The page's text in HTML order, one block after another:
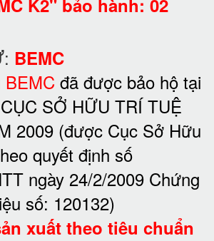
K2" bảo hành: 02
: BEMC
BEMC đã được bảo hộ tại
SỞ HỮU TRÍ TUỆ
2009 (được Cục Sở Hữu
quyết định số
ngày 24/2/2009 Chứng
số: 120132)
xuất theo tiêu chuẩn